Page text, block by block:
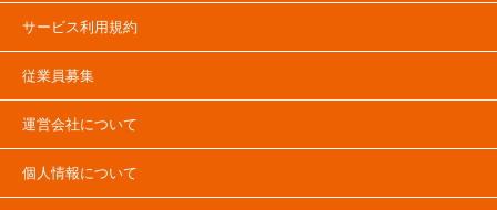
サービス利用規約
従業員募集
運営会社について
個人情報について